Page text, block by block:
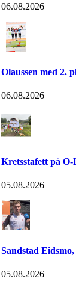
06.08.2026
Olaussen med 2.
06.08.2026
Kretsstafett på O-
05.08.2026
Sandstad
05.08.2026